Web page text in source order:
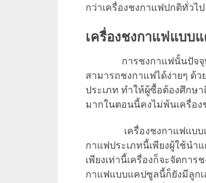
กว่าเครื่องชงกาแฟปกติทั่วไป
เครื่องชงกาแฟแบบ
การชงกาแฟนั้นปัจจุ
สามารถชงกาแฟได้ง่ายๆ ด้
ประเภท ทำให้ผู้ซื้อต้องศึกษ
มากในตอนนี้คงไม่พ้นเครื่อง
เครื่องชงกาแฟแบ
กาแฟประเภทนี้เพียงผู้ใช้นำ
เพียงเท่านี้เครื่องก็จะจัดกา
กาแฟแบบแคปซูลนี้ก็ยังมีลูก